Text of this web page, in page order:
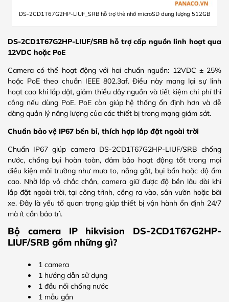
DS-2CD1T67G2HP-LIUF_SRB hỗ trợ thẻ nhớ microSD dung lượng 512GB
DS-2CD1T67G2HP-LIUF/SRB hỗ trợ cấp nguồn linh hoạt qua
12VDC hoặc PoE
Camera có thể hoạt động với hai chuẩn nguồn: 12VDC ± 25%
hoặc PoE theo chuẩn IEEE 802.3af. Điều này mang lại sự linh
hoạt cao khi lắp đặt, giảm thiểu dây nguồn và tiết kiệm chi phí thi
công nếu dùng PoE. PoE còn giúp hệ thống ổn định hơn và dễ
dàng quản lý năng lượng của các thiết bị trong mạng giám sát.
Chuẩn bảo vệ IP67 bền bỉ, thích hợp lắp đặt ngoài trời
Chuẩn IP67 giúp camera DS-2CD1T67G2HP-LIUF/SRB chống
nước, chống bụi hoàn toàn, đảm bảo hoạt động tốt trong mọi
điều kiện môi trường như mưa to, nắng gắt, bụi bẩn hoặc độ ẩm
cao. Nhờ lớp vỏ chắc chắn, camera giữ được độ bền lâu dài khi
lắp đặt ngoài trời, tại công trình, cổng ra vào, sân vườn hoặc bãi
xe. Đây là yếu tố quan trọng giúp thiết bị vận hành ổn định 24/7
mà ít cần bảo trì.
Bộ camera IP hikvision DS-2CD1T67G2HP-
LIUF/SRB gồm những gì?
1 camera
1 hướng dẫn sử dụng
1 đầu nối chống nước
1 mẫu gắn